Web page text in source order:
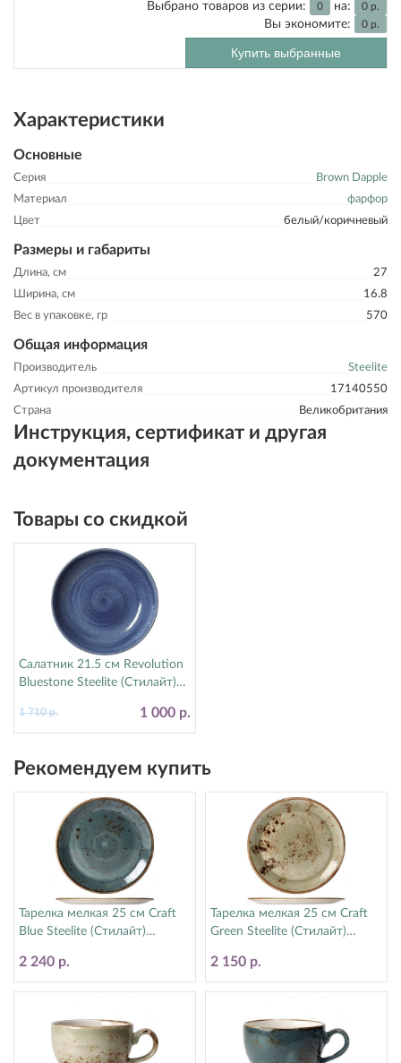
Выбрано товаров из серии: 0 на: 0 р.
Вы экономите: 0 р.
Купить выбранные
Характеристики
Основные
Серия
Brown Dapple
Материал
фарфор
Цвет
белый/коричневый
Размеры и габариты
Длина, см
27
Ширина, см
16.8
Вес в упаковке, гр
570
Общая информация
Производитель
Steelite
Артикул производителя
17140550
Страна
Великобритания
Инструкция, сертификат и другая
документация
Товары со скидкой
Салатник 21.5 см Revolution
Bluestone Steelite (Стилайт)
1 000 р.
1 710 р.
Рекомендуем купить
Тарелка мелкая 25 см Craft
Blue Steelite (Стилайт)
2 240 р.
Тарелка мелкая 25 см Craft
Green Steelite (Стилайт)
2 150 р.